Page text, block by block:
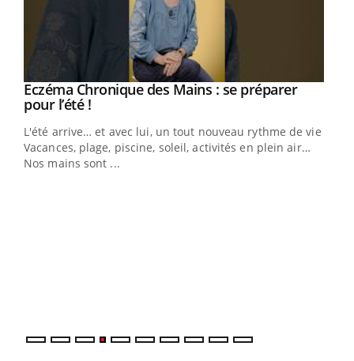
Youtube
Eczéma Chronique des Mains : se préparer
pour l’été !Youtube
L'été arrive… et avec lui, un tout nouveau rythme de vie !
Vacances, plage, piscine, soleil, activités en plein air…
Nos mains sont ...